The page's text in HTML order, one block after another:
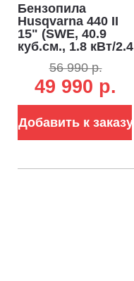
Бензопила
Husqvarna 440 II
15" (SWE, 40.9
куб.см., 1.8 кВт/2.4
1.3-64E, 4.4 кг)
56 990 р.
49 990 р.
Добавить к заказу